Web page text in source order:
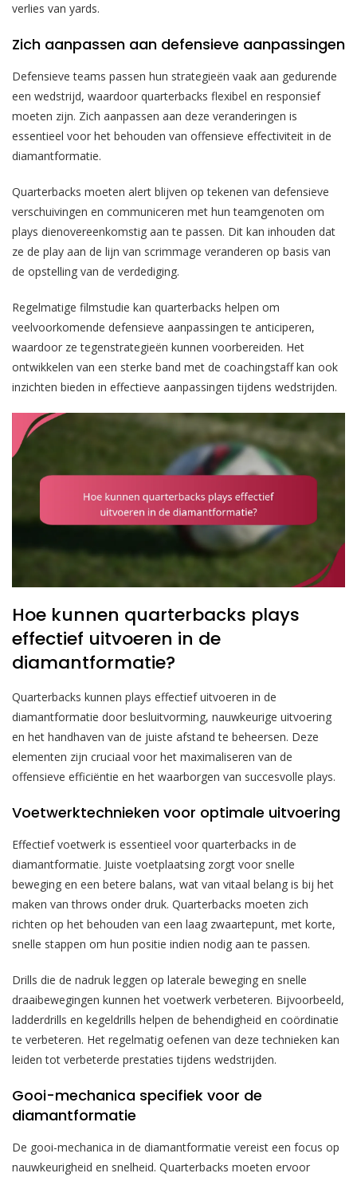
verlies van yards.
Zich aanpassen aan defensieve aanpassingen
Defensieve teams passen hun strategieën vaak aan gedurende
een wedstrijd, waardoor quarterbacks flexibel en responsief
moeten zijn. Zich aanpassen aan deze veranderingen is
essentieel voor het behouden van offensieve effectiviteit in de
diamantformatie.
Quarterbacks moeten alert blijven op tekenen van defensieve
verschuivingen en communiceren met hun teamgenoten om
plays dienovereenkomstig aan te passen. Dit kan inhouden dat
ze de play aan de lijn van scrimmage veranderen op basis van
de opstelling van de verdediging.
Regelmatige filmstudie kan quarterbacks helpen om
veelvoorkomende defensieve aanpassingen te anticiperen,
waardoor ze tegenstrategieën kunnen voorbereiden. Het
ontwikkelen van een sterke band met de coachingstaff kan ook
inzichten bieden in effectieve aanpassingen tijdens wedstrijden.
Hoe kunnen quarterbacks plays
effectief uitvoeren in de
diamantformatie?
Quarterbacks kunnen plays effectief uitvoeren in de
diamantformatie door besluitvorming, nauwkeurige uitvoering
en het handhaven van de juiste afstand te beheersen. Deze
elementen zijn cruciaal voor het maximaliseren van de
offensieve efficiëntie en het waarborgen van succesvolle plays.
Voetwerktechnieken voor optimale uitvoering
Effectief voetwerk is essentieel voor quarterbacks in de
diamantformatie. Juiste voetplaatsing zorgt voor snelle
beweging en een betere balans, wat van vitaal belang is bij het
maken van throws onder druk. Quarterbacks moeten zich
richten op het behouden van een laag zwaartepunt, met korte,
snelle stappen om hun positie indien nodig aan te passen.
Drills die de nadruk leggen op laterale beweging en snelle
draaibewegingen kunnen het voetwerk verbeteren. Bijvoorbeeld,
ladderdrills en kegeldrills helpen de behendigheid en coördinatie
te verbeteren. Het regelmatig oefenen van deze technieken kan
leiden tot verbeterde prestaties tijdens wedstrijden.
Gooi-mechanica specifiek voor de
diamantformatie
De gooi-mechanica in de diamantformatie vereist een focus op
nauwkeurigheid en snelheid. Quarterbacks moeten ervoor